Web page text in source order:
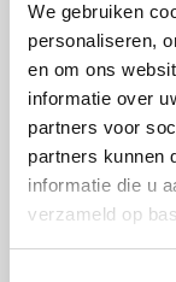
We gebruiken
personaliseren,
en om ons
informatie over
partners voor
partners kunnen
informatie die u
verzameld op
Weekendesk